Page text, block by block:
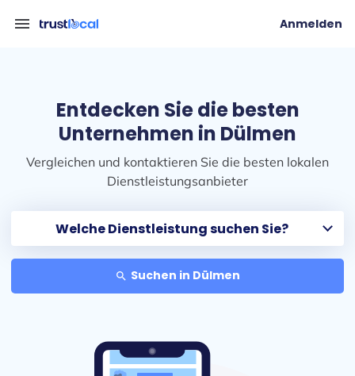
menu Anmelden
Entdecken Sie die besten
Unternehmen in Dülmen
Vergleichen und kontaktieren Sie die besten lokalen
Dienstleistungsanbieter
search Suchen in Dülmen